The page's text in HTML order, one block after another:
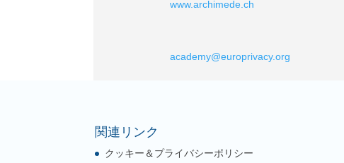
www.archimede.ch
academy@europrivacy.org
関連リンク
クッキー＆プライバシーポリシー